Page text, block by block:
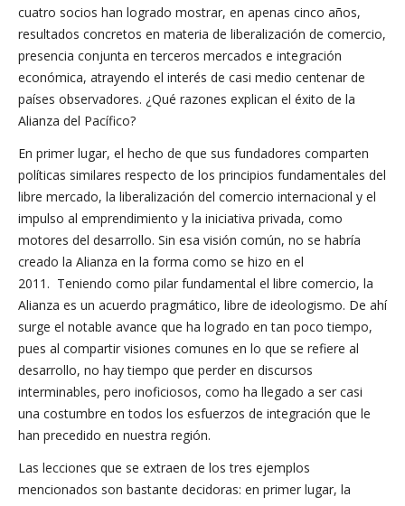
cuatro socios han logrado mostrar, en apenas cinco años,
resultados concretos en materia de liberalización de comercio,
presencia conjunta en terceros mercados e integración
económica, atrayendo el interés de casi medio centenar de
países observadores. ¿Qué razones explican el éxito de la
Alianza del Pacífico?
En primer lugar, el hecho de que sus fundadores comparten
políticas similares respecto de los principios fundamentales del
libre mercado, la liberalización del comercio internacional y el
impulso al emprendimiento y la iniciativa privada, como
motores del desarrollo. Sin esa visión común, no se habría
creado la Alianza en la forma como se hizo en el
2011. Teniendo como pilar fundamental el libre comercio, la
Alianza es un acuerdo pragmático, libre de ideologismo. De ahí
surge el notable avance que ha logrado en tan poco tiempo,
pues al compartir visiones comunes en lo que se refiere al
desarrollo, no hay tiempo que perder en discursos
interminables, pero inoficiosos, como ha llegado a ser casi
una costumbre en todos los esfuerzos de integración que le
han precedido en nuestra región.
Las lecciones que se extraen de los tres ejemplos
mencionados son bastante decidoras: en primer lugar, la